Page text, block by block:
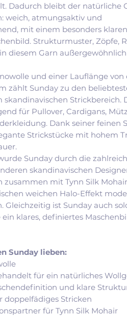
Dadurch bleibt der natürliche
weich, atmungsaktiv und
mit einem besonders
Strukturmuster, Zöpfe,
diesem Garn
und einer Lauflänge von
zählt Sunday zu den
Strickbereich.
für Pullover, Cardigans,
Dank seiner feinen
Strickstücke mit hohem
Sunday durch die
skandinavischen
zusammen mit Tynn Silk
weichen Halo-Effekt
Gleichzeitig ist Sunday auch
klares, definiertes
Sunday lieben:
für ein natürliches
und klare
doppelfädiges Stricken
für Tynn Silk Mohair